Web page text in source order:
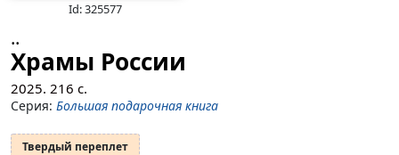
Id: 325577
..
Храмы России
2025. 216 с.
Серия: Большая подарочная книга
Твердый переплет